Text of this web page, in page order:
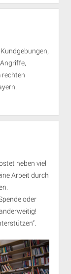
rechten
neben viel
Arbeit durch
oder
“.